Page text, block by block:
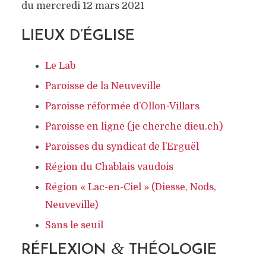
du mercredi 12 mars 2021
LIEUX D’ÉGLISE
Le Lab
Paroisse de la Neuveville
Paroisse réformée d’Ollon-Villars
Paroisse en ligne (je cherche dieu.ch)
Paroisses du syndicat de l’Erguël
Région du Chablais vaudois
Région « Lac-en-Ciel » (Diesse, Nods,
Neuveville)
Sans le seuil
RÉFLEXION &THÉOLOGIE